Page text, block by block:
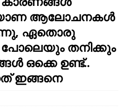
ആലോചനകള്‍
ഏതൊരു
തനിക്കും
ഒക്കെ ഉണ്ട്..
ഇങ്ങനെ